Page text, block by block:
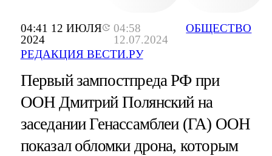
04:41 12 ИЮЛЯ
2024
04:58
12.07.2024
РЕДАКЦИЯ ВЕСТИ.РУ
ОБЩЕСТВО
Первый зампостпреда РФ при
ООН Дмитрий Полянский на
заседании Генассамблеи (ГА) ООН
показал обломки дрона, которым